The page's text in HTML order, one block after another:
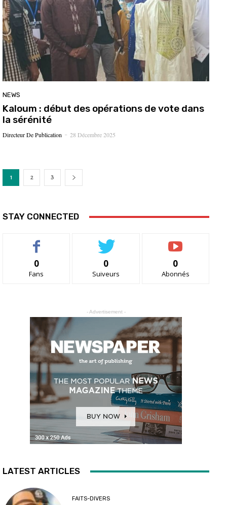
NEWS
Kaloum : début des opérations de vote dans
la sérénité
Directeur De Publication - 28 Décembre 2025
1 2 3
STAY CONNECTED
0
Fans
0
Suiveurs
0
Abonnés
- Advertisement -
LATEST ARTICLES
FAITS-DIVERS